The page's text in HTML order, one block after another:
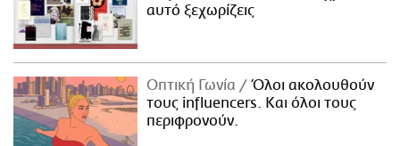
αυτό ξεχωρίζεις
Οπτική Γωνία
Όλοι ακολουθούν
τους influencers. Και όλοι τους
περιφρονούν.